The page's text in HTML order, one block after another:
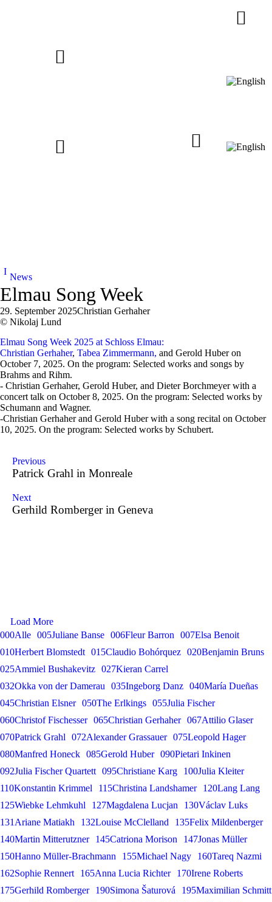
News
Elmau Song Week
29. September 2025Christian Gerhaher
© Nikolaj Lund
Elmau Song Week 2025 at Schloss Elmau:
Christian Gerhaher, Tabea Zimmermann, and Gerold Huber on
October 7, 2025. On the program: Selected works and songs by
Brahms and Rihm.
- Christian Gerhaher, Gerold Huber, and Dieter Borchmeyer with a
concert talk on October 8, 2025. On the program: Selected works by
Schumann and Wagner.
-Christian Gerhaher and Gerold Huber with a song recital on October
10, 2025. On the program: Selected works by Schubert.
Previous
Patrick Grahl in Monreale
Next
Gerhild Romberger in Geneva
Gerold Huber
Alexander Grassauer
Georg Zeppenfeld at the Bayreuth Festival
Georg Zeppenfeld
Julia Fischer at Neuschwanstein Castle
Load More
000Alle 005Juliane Banse 006Fleur Barron
007Elsa Benoit
010Herbert Blomstedt 015Claudio Bohórquez 020Benjamin Bruns
025Ammiel Bushakevitz 027Kieran Carrel
032Okka von der Damerau
035Ingeborg Danz 040María Dueñas
045Christian Elsner 050The Erlkings 055Julia Fischer
060Christof Fischesser 065Christian Gerhaher 067Attilio Glaser
070Patrick Grahl
072Alexander Grassauer 075Leopold Hager
080Manfred Honeck 085Gerold Huber 090Pietari Inkinen
092Julia Fischer Quartett 095Christiane Karg
100Julia Kleiter
110Konstantin Krimmel
115Christina Landshamer
120Lang Lang
125Wiebke Lehmkuhl
127Magdalena Lucjan
130Václav Luks
131Ariane Matiakh
132Louise McClelland
135Felix Mildenberger
140Martin Mitterutzner
145Catriona Morison
147Jonas Müller
150Hanno Müller-Brachmann
155Michael Nagy
160Tareq Nazmi
162Sophie Rennert
165Anna Lucia Richter
170Irene Roberts
175Gerhild Romberger
190Simona Šaturová
195Maximilian Schmitt